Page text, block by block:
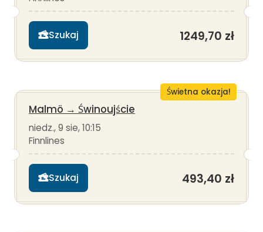
Szukaj 1249,70 zł
Świetna okazja!
Malmö → Świnoujście
niedz., 9 sie, 10:15
Finnlines
Szukaj 493,40 zł